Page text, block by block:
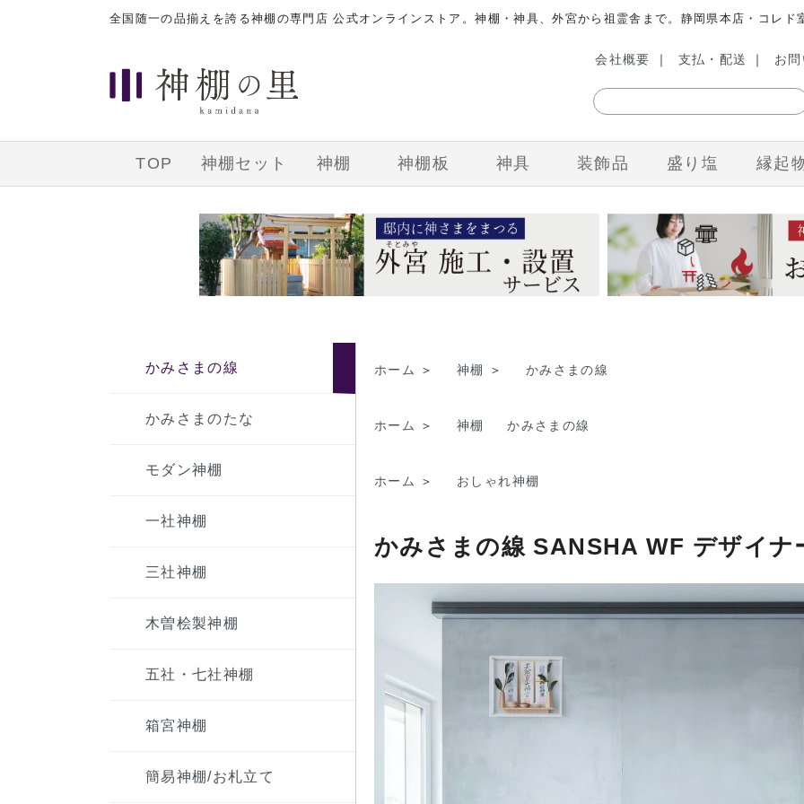
全国随一の品揃えを誇る神棚の専門店 公式オンラインストア。神棚・神具、外宮から祖霊舎まで。静岡県本店・コレ
会社概要 支払・配送 お
TOP 神棚セット 神棚 神棚板 神具 装飾品 盛り塩 縁起
かみさまの線
かみさまのたな
モダン神棚
一社神棚
三社神棚
木曽桧製神棚
五社・七社神棚
箱宮神棚
簡易神棚/お札立て
ホーム ＞ 神棚 ＞ かみさまの線
ホーム ＞ 神棚 かみさまの線
ホーム ＞ おしゃれ神棚
かみさまの線 SANSHA WF デザイナ